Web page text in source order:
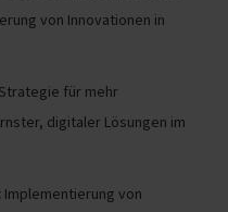
von Innovationen in
für mehr
digitaler Lösungen im
Implementierung von